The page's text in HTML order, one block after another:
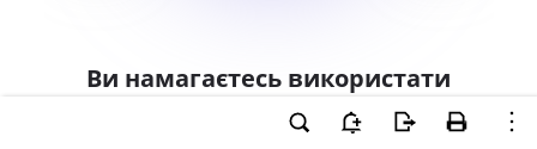
Ви намагаєтесь використати
інструменти для професійної
роботи з документом.